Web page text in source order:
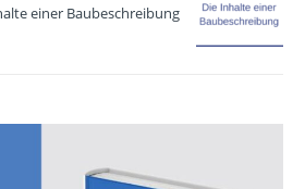
einer Baubeschreibung